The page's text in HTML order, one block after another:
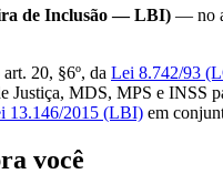
de Inclusão — LBI) — no
20, §6º, da Lei 8.742/93
Justiça, MDS, MPS e INSS
13.146/2015 (LBI) em
você